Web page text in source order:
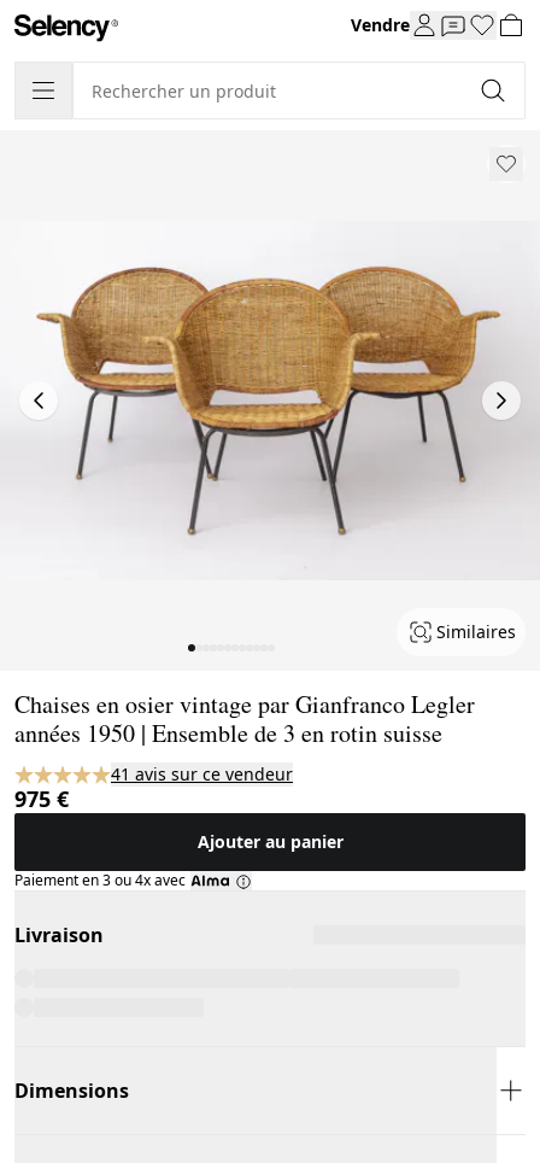
Vendre
Similaires
Chaises en osier vintage par Gianfranco Legler
années 1950 | Ensemble de 3 en rotin suisse
41 avis sur ce vendeur
975 €
Ajouter au panier
Paiement en 3 ou 4x avec
Livraison
Dimensions